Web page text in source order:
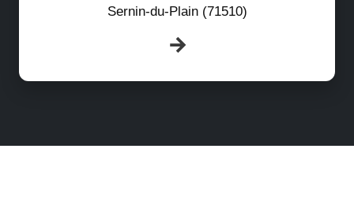
Sernin-du-Plain (71510)